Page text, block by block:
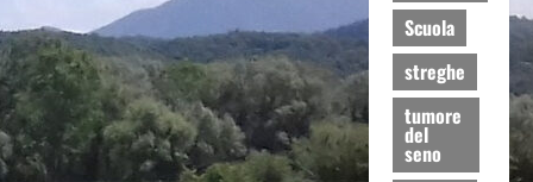
Scuola
streghe
tumore
del
seno